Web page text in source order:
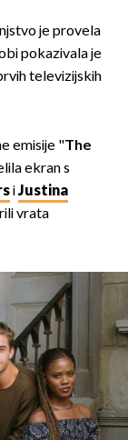
je provela
pokazivala je
televizijskih
emisije "The
ekran s
iJustina
vrata